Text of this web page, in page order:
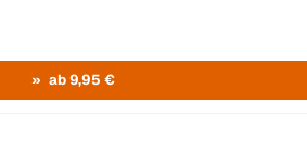
ab 9,95 €